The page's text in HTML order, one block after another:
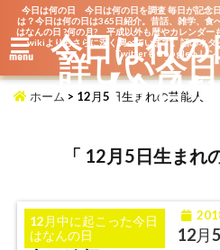
今日は何の日 今日は何の日を調査 毎日が記念
は？今日は何の日は365日紹介。昔話、雑学、食
はなんの日 ?何の月? 平成以外も暦やカレンダー
wikiよりもさらに深く調べています。話のネ
TwitterもGoogleトレン
menu 今日は何の
詳しい今
【今日
ホーム > 12月5日生まれの芸能人
「 12月5日生まれ
12月中に起こった今日
はなんの日
12月